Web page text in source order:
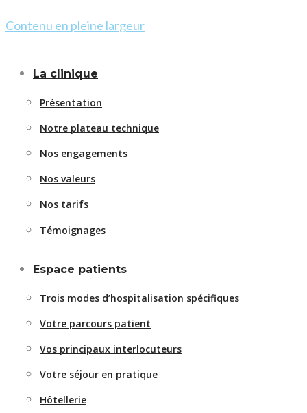
Contenu en pleine largeur
La clinique
Présentation
Notre plateau technique
Nos engagements
Nos valeurs
Nos tarifs
Témoignages
Espace patients
Trois modes d’hospitalisation spécifiques
Votre parcours patient
Vos principaux interlocuteurs
Votre séjour en pratique
Hôtellerie